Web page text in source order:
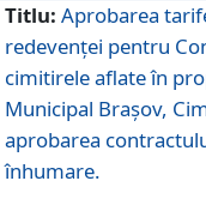
Titlu: Aprobarea
redevenţei pentru
cimitirele aflate în
Municipal Braşov,
aprobarea
înhumare.